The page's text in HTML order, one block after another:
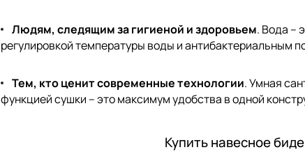
Людям, следящим за гигиеной и здоровьем. Вода –
регулировкой температуры воды и антибактериальным
Тем, кто ценит современные технологии. Умная
функцией сушки – это максимум удобства в одной
Купить навесное